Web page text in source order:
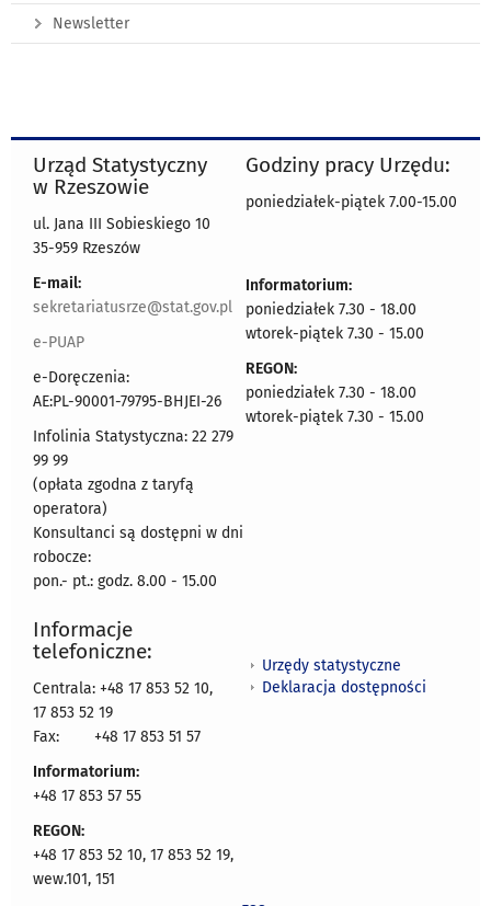
Newsletter
Urząd Statystyczny
w Rzeszowie
ul. Jana III Sobieskiego 10
35-959 Rzeszów
E-mail:
sekretariatusrze@stat.gov.pl
e-PUAP
e-Doręczenia:
AE:PL-90001-79795-BHJEI-26
Infolinia Statystyczna: 22 279
99 99
(opłata zgodna z taryfą
operatora)
Konsultanci są dostępni w dni
robocze:
pon.- pt.: godz. 8.00 - 15.00
Godziny pracy Urzędu:
poniedziałek-piątek 7.00-15.00
Informatorium:
poniedziałek 7.30 - 18.00
wtorek-piątek 7.30 - 15.00
REGON:
poniedziałek 7.30 - 18.00
wtorek-piątek 7.30 - 15.00
Informacje
telefoniczne:
Centrala: +48 17 853 52 10,
17 853 52 19
Fax:
+48 17 853 51 57
Informatorium:
+48 17 853 57 55
REGON:
+48 17 853 52 10, 17 853 52 19,
wew.101, 151
Urzędy statystyczne
Deklaracja dostępności